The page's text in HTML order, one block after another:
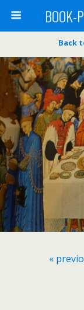
BOOK-
Back
«